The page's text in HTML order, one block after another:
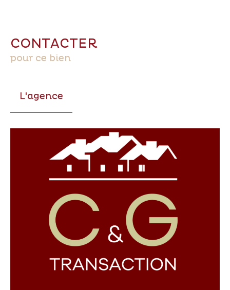
CONTACTER
pour ce bien
L'agence